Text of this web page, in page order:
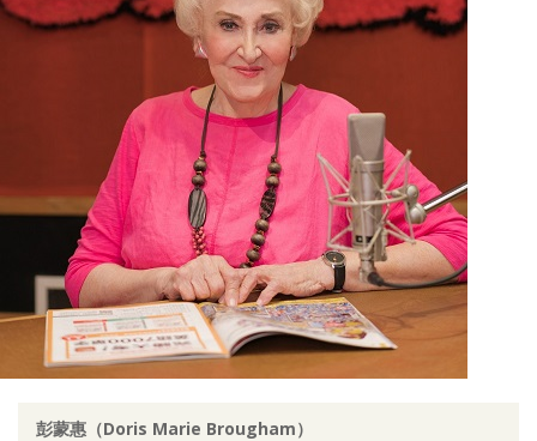
彭蒙惠（Doris Marie Brougham）